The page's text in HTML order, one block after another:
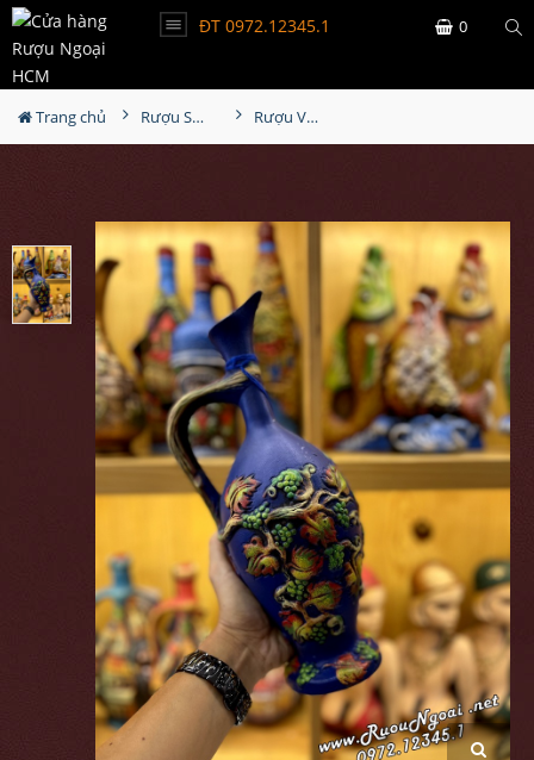
ĐT 0972.12345.1 0
Trang chủ Rượu Sưu Tầm - Nga Rượu Vang Gốm Georgia MS97